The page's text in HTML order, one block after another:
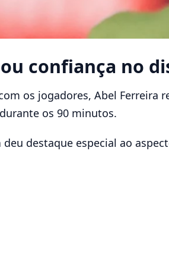
confiança no
os jogadores, Abel
os 90 minutos.
destaque especial ao